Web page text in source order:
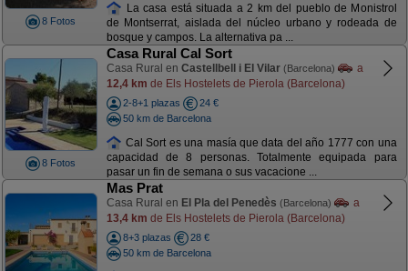
8 Fotos
La casa está situada a 2 km del pueblo de Monistrol
de Montserrat, aislada del núcleo urbano y rodeada de
bosque y campos. La alternativa pa ...
8 Fotos
Casa Rural Cal Sort
Casa Rural en Castellbell i El Vilar (Barcelona)
a
12,4 km de Els Hostelets de Pierola (Barcelona)
2-8+1 plazas
24 €
50 km de Barcelona
Cal Sort es una masía que data del año 1777 con una
capacidad de 8 personas. Totalmente equipada para
pasar un fin de semana o sus vacacione ...
Mas Prat
Casa Rural en El Pla del Penedès (Barcelona)
a
13,4 km de Els Hostelets de Pierola (Barcelona)
8+3 plazas
28 €
50 km de Barcelona